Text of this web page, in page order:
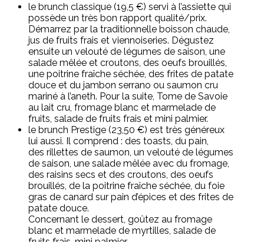
le brunch classique (19,5 €) servi à l’assiette qui
possède un très bon rapport qualité/prix.
Démarrez par la traditionnelle boisson chaude,
jus de fruits frais et viennoiseries. Dégustez
ensuite un velouté de légumes de saison, une
salade mêlée et croutons, des oeufs brouillés,
une poitrine fraîche séchée, des frites de patate
douce et du jambon serrano ou saumon cru
mariné à l’aneth. Pour la suite, Tome de Savoie
au lait cru, fromage blanc et marmelade de
fruits, salade de fruits frais et mini palmier.
le brunch Prestige (23,50 €) est très généreux
lui aussi. Il comprend : des toasts, du pain,
des rillettes de saumon, un velouté de légumes
de saison, une salade mêlée avec du fromage,
des raisins secs et des croutons, des oeufs
brouillés, de la poitrine fraîche séchée, du foie
gras de canard sur pain d’épices et des frites de
patate douce.
Concernant le dessert, goûtez au fromage
blanc et marmelade de myrtilles, salade de